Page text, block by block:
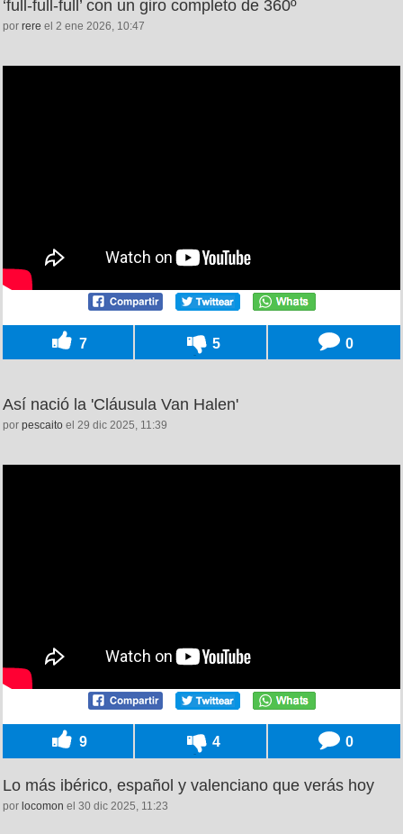
‘full-full-full’ con un giro completo de 360º
por rere el 2 ene 2026, 10:47
7 5 0
Así nació la 'Cláusula Van Halen'
por pescaito el 29 dic 2025, 11:39
9 4 0
Lo más ibérico, español y valenciano que verás hoy
por locomon el 30 dic 2025, 11:23